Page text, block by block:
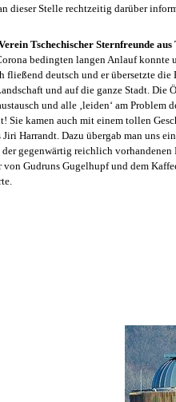
dieser Stelle rechtzeitig darüber
Tschechischer Sternfreunde aus
bedingten langen Anlauf konnte
fließend deutsch und er übersetzte
und auf die ganze Stadt. Die
und alle ‚leiden‘ am Problem
Sie kamen auch mit einem tollen
Jiri Harrandt. Dazu übergab man uns
gegenwärtig reichlich vorhandenen
von Gudruns Gugelhupf und dem